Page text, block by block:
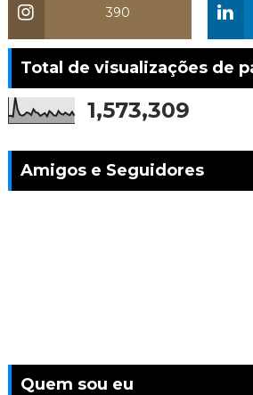
390
Total de visualizações de
1,573,309
Amigos e Seguidores
Quem sou eu